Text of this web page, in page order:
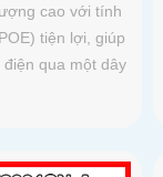
cao với tính
tiện lợi, giúp
qua một dây